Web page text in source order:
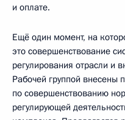
и оплате.
Ещё один момент, на
это совершенствование
регулирования отрасли и
Рабочей группой внесены
по совершенствованию
регулирующей